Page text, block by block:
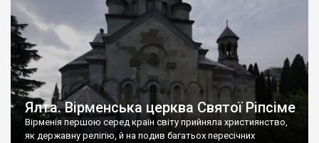
Ялта. Вірменська церква Святої Ріпсіме
Вірменія першою серед країн світу прийняла християнство,
як державну релігію, й на подив багатьох пересічних